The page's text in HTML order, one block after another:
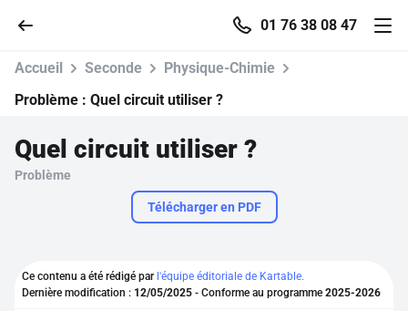
01 76 38 08 47
Accueil
Se connecter
Accueil Seconde
Physique-Chimie
Problème : Quel circuit utiliser ?
Quel circuit utiliser ?
Problème
Télécharger en PDF
Ce contenu a été rédigé par l'équipe éditoriale de Kartable.
Dernière modification : 12/05/2025 - Conforme au programme 2025-2026